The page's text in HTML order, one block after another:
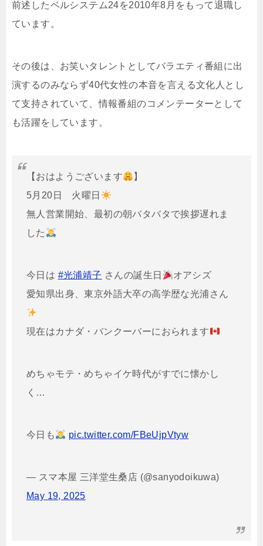
前述したベルシステム24を2010年8月をもって退職し
ています。
その後は、お笑いタレントとしてバラエティ番組に出
演するのみならず40代女性の本音を言える文化人とし
て支持されていて、情報番組のコメンテーターとして
も活躍をしています。
【おはようございます
】
5月20日 火曜日
無人営業開始、最初の朝バタバタで挨拶遅れま
した
今日は #光浦靖子 さんの誕生日
オアシズ
愛知県出身、東京外語大卒の高学歴な光浦さん
現在はカナダ・バンクーバーにおられます
めちゃモテ・めちゃイケ時代がすでに懐かし
く…
今日も pic.twitter.com/FBeUjpVtyw
— スマ本屋 三洋堂生桑店 (@sanyodoikuwa)
May 19, 2025